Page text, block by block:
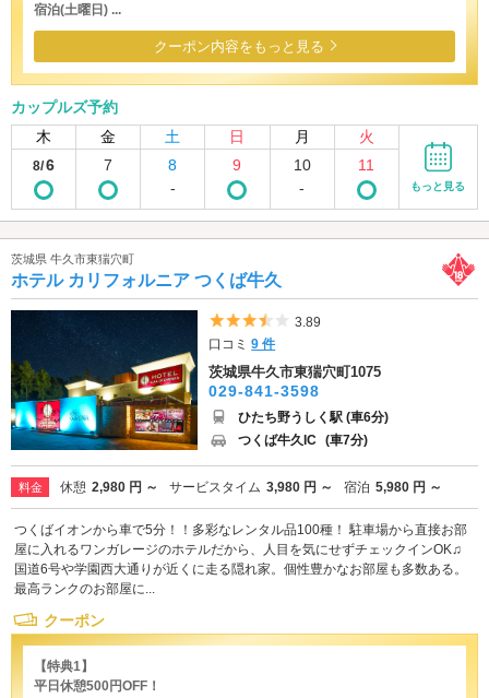
宿泊(土曜日) ...
クーポン内容をもっと見る
カップルズ予約
木
金 土 日 月 火
8/6 7
8
-
9
10
-
11
もっと見る
茨城県 牛久市東猯穴町
ホテル カリフォルニア つくば牛久
5つ星のうち3.5
3.89
口コミ9 件
茨城県牛久市東猯穴町1075
029-841-3598
ひたち野うしく駅 (車6分)
つくば牛久IC (車7分)
料金 休憩 2,980 円 ～ サービスタイム 3,980 円 ～ 宿泊 5,980 円 ～
つくばイオンから車で5分！！多彩なレンタル品100種！ 駐車場から直接お部
屋に入れるワンガレージのホテルだから、人目を気にせずチェックインOK♫
国道6号や学園西大通りが近くに走る隠れ家。個性豊かなお部屋も多数ある。
最高ランクのお部屋に...
クーポン
【特典1】
平日休憩500円OFF！